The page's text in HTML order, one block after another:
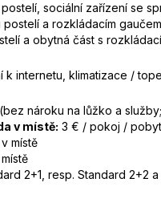
sociální zařízení se
a rozkládacím
a obytná část s
internetu, klimatizace /
nároku na lůžko a
v místě: 3 € / pokoj / pobyt
místě
2+1, resp. Standard